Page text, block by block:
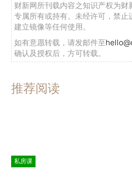
财新网所刊载内容之知识产权为财
专属所有或持有。未经许可，禁止
建立镜像等任何使用。
如有意愿转载，请发邮件至
确认及授权后，方可转载。
推荐阅读
私房课